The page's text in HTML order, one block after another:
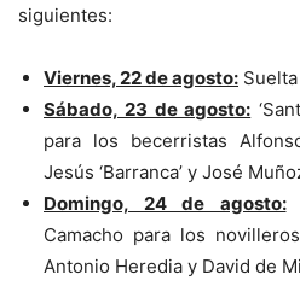
siguientes:
Viernes, 22 de agosto:
Sábado, 23 de agosto:
para los becerristas
Jesús ‘Barranca’ y José
Domingo, 24 de agosto:
Camacho para los
Antonio Heredia y David de